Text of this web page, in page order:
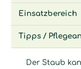
Einsatzbereich
Tipps /
Der Staub